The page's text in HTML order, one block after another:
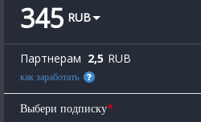
345 RUB
Партнерам 2,5 RUB
как заработать
Выбери подписку*